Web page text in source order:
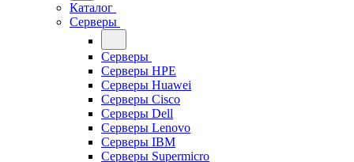
Каталог
Серверы
Серверы
Серверы HPE
Серверы Huawei
Серверы Cisco
Серверы Dell
Серверы Lenovo
Серверы IBM
Серверы Supermicro